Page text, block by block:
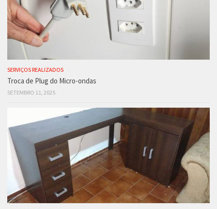
SERVIÇOS REALIZADOS
Troca de Plug do Micro-ondas
SETEMBRO 11, 2025